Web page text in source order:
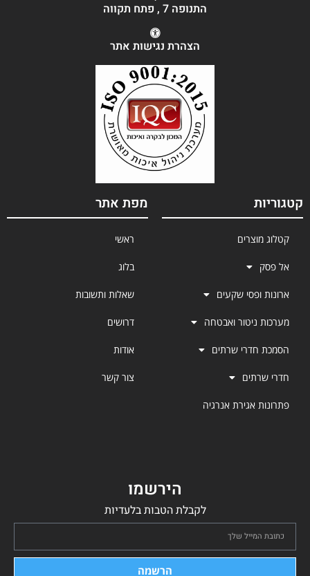
התנופה 7 , פתח תקווה
הצהרת נגישות אתר
קטגוריות
קטלוג מוצרים
אל פסק
ארונות ופסי שקעים
מערכות ניטור ואבטחה
הסמכת חדרי שרתים
חדרי שרתים
פתרונות אגירת אנרגיה
מפת אתר
ראשי
בלוג
שאלות ותשובות
דרושים
אודות
צור קשר
הירשמו
לקבלת הטבות בלעדיות
הרשמה